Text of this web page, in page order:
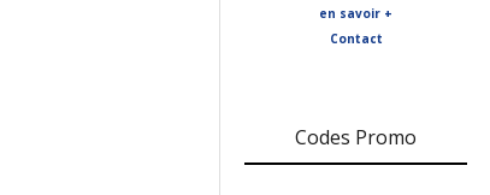
en savoir +
Contact
Codes Promo